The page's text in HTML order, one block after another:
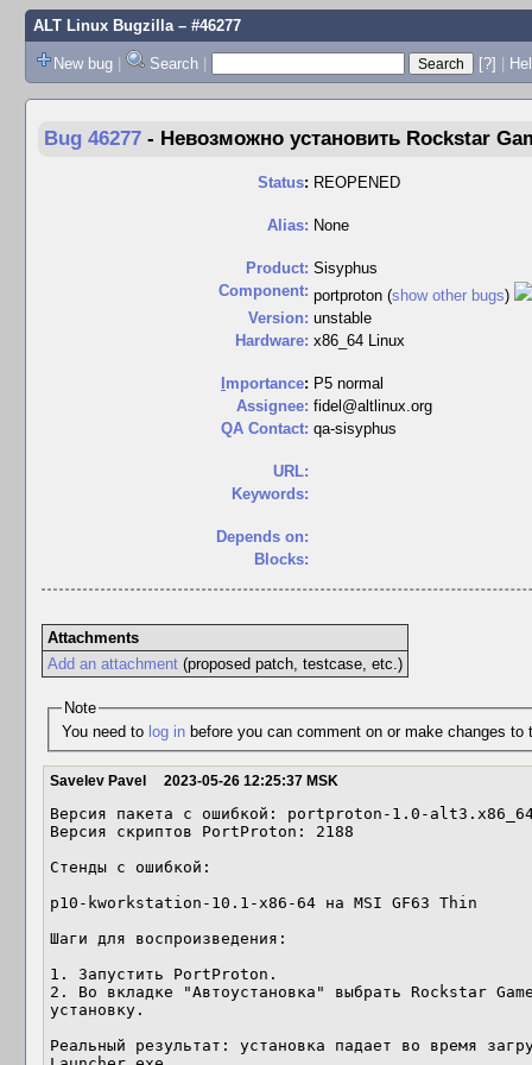
ALT Linux Bugzilla– #46277
New bug | Search | [?] |
Bug 46277 - Невозможно установить Rockstar
Status: REOPENED
Alias: None
Product: Sisyphus
Component: portproton (show other bugs)
Version: unstable
Hardware: x86_64 Linux
mportance: P5 normal
Assignee: fidel@altlinux.org
QA Contact: qa-sisyphus
URL:
Keywords:
Depends on:
Blocks:
Attachments
Add an attachment(proposed patch, testcase, etc.)
Note
You need to log in before you can comment on or make changes to
Savelev Pavel 2023-05-26 12:25:37 MSK
Версия пакета с ошибкой: portproton-1.0-
Версия скриптов PortProton: 2188
Стенды с ошибкой:
p10-kworkstation-10.1-x86-64 на MSI GF63 Thin
Шаги для воспроизведения:
1. Запустить PortProton.
2. Во вкладке "Автоустановка" выбрать Rockstar
установку.
Реальный результат: установка падает во время